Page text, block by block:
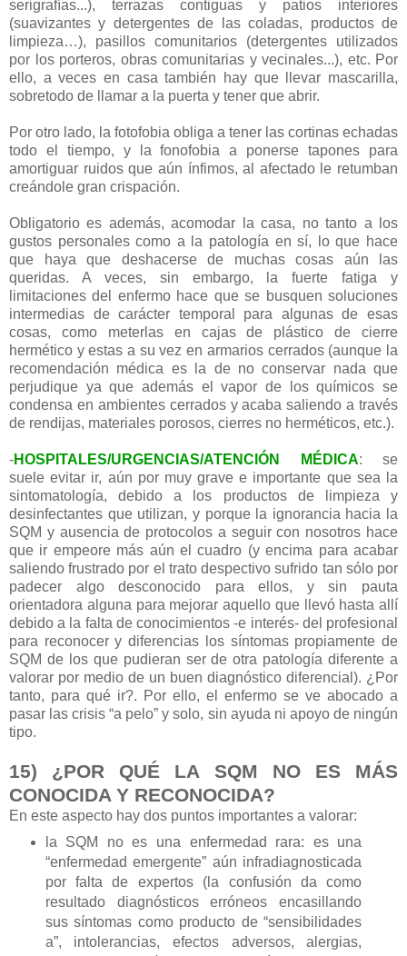
serigrafías...), terrazas contiguas y patios interiores
(suavizantes y detergentes de las coladas, productos de
limpieza…), pasillos comunitarios (detergentes utilizados
por los porteros, obras comunitarias y vecinales...), etc. Por
ello, a veces en casa también hay que llevar mascarilla,
sobretodo de llamar a la puerta y tener que abrir.
Por otro lado, la fotofobia obliga a tener las cortinas echadas
todo el tiempo, y la fonofobia a ponerse tapones para
amortiguar ruidos que aún ínfimos, al afectado le retumban
creándole gran crispación.
Obligatorio es además, acomodar la casa, no tanto a los
gustos personales como a la patología en sí, lo que hace
que haya que deshacerse de muchas cosas aún las
queridas. A veces, sin embargo, la fuerte fatiga y
limitaciones del enfermo hace que se busquen soluciones
intermedias de carácter temporal para algunas de esas
cosas, como meterlas en cajas de plástico de cierre
hermético y estas a su vez en armarios cerrados (aunque la
recomendación médica es la de no conservar nada que
perjudique ya que además el vapor de los químicos se
condensa en ambientes cerrados y acaba saliendo a través
de rendijas, materiales porosos, cierres no herméticos, etc.).
-HOSPITALES/URGENCIAS/ATENCIÓN MÉDICA: se
suele evitar ir, aún por muy grave e importante que sea la
sintomatología, debido a los productos de limpieza y
desinfectantes que utilizan, y porque la ignorancia hacia la
SQM y ausencia de protocolos a seguir con nosotros hace
que ir empeore más aún el cuadro (y encima para acabar
saliendo frustrado por el trato despectivo sufrido tan sólo por
padecer algo desconocido para ellos, y sin pauta
orientadora alguna para mejorar aquello que llevó hasta allí
debido a la falta de conocimientos -e interés- del profesional
para reconocer y diferencias los síntomas propiamente de
SQM de los que pudieran ser de otra patología diferente a
valorar por medio de un buen diagnóstico diferencial). ¿Por
tanto, para qué ir?. Por ello, el enfermo se ve abocado a
pasar las crisis “a pelo” y solo, sin ayuda ni apoyo de ningún
tipo.
15) ¿POR QUÉ LA SQM NO ES MÁS
CONOCIDA Y RECONOCIDA?
En este aspecto hay dos puntos importantes a valorar:
la SQM no es una enfermedad rara: es una
“enfermedad emergente” aún infradiagnosticada
por falta de expertos (la confusión da como
resultado diagnósticos erróneos encasillando
sus síntomas como producto de “sensibilidades
a”, intolerancias, efectos adversos, alergias,